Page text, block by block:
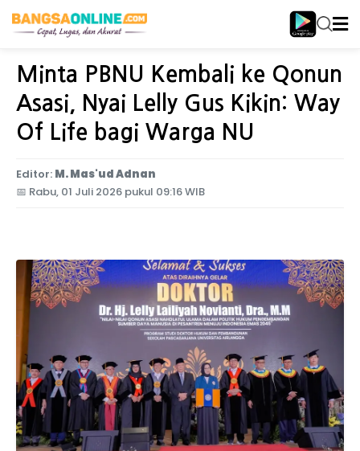
Home Jawa Timur
Minta PBNU Kembali ke Qonun
Asasi, Nyai Lelly Gus Kikin: Way
Of Life bagi Warga NU
Editor: M. Mas'ud Adnan
📅 Rabu, 01 Juli 2026 pukul 09:16 WIB